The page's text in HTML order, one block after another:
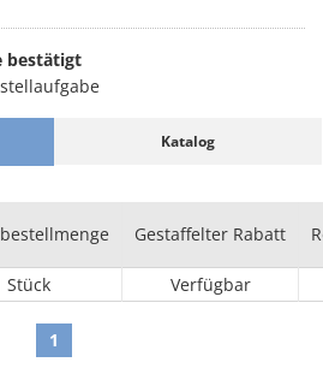
mm und 18 mm konfigurierbar. Die
3.9 bis 196.1 N. Im Bereich
liegt der Wert der Federkonstante.
einen Federweg im
bestätigt
Katalog
Gestaffelter Rabatt
Stück Verfügbar
1